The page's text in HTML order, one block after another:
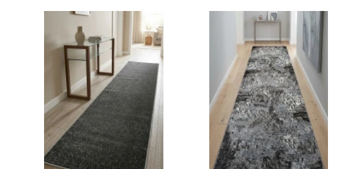
Доступні розміри:
0.80 - 585 грн
1.00 - 720 грн
1.20 - 810 грн
1.50 - 1080 грн
1.80 - 1260 грн
2.00 - 1350 грн
2.50 - 1755 грн
Доступні розміри:
0.80 - 765 грн
1.00 - 945 грн
1.20 - 1080 грн
1.50 - 1350 грн
1.80 - 1620 грн
2.00 - 1800 грн